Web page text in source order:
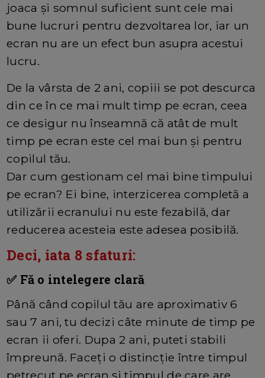
joaca și somnul suficient sunt cele mai
bune lucruri pentru dezvoltarea lor, iar un
ecran nu are un efect bun asupra acestui
lucru.
De la vârsta de 2 ani, copiii se pot descurca
din ce în ce mai mult timp pe ecran, ceea
ce desigur nu înseamnă că atât de mult
timp pe ecran este cel mai bun și pentru
copilul tău.
Dar cum gestionam cel mai bine timpului
pe ecran? Ei bine, interzicerea completă a
utilizării ecranului nu este fezabilă, dar
reducerea acesteia este adesea posibilă.
Deci, iata 8 sfaturi:
✅ Fă o intelegere clară
Până când copilul tău are aproximativ 6
sau 7 ani, tu decizi câte minute de timp pe
ecran ii oferi. Dupa 2 ani, puteti stabili
împreună. Faceți o distincție între timpul
petrecut pe ecran și timpul de care are